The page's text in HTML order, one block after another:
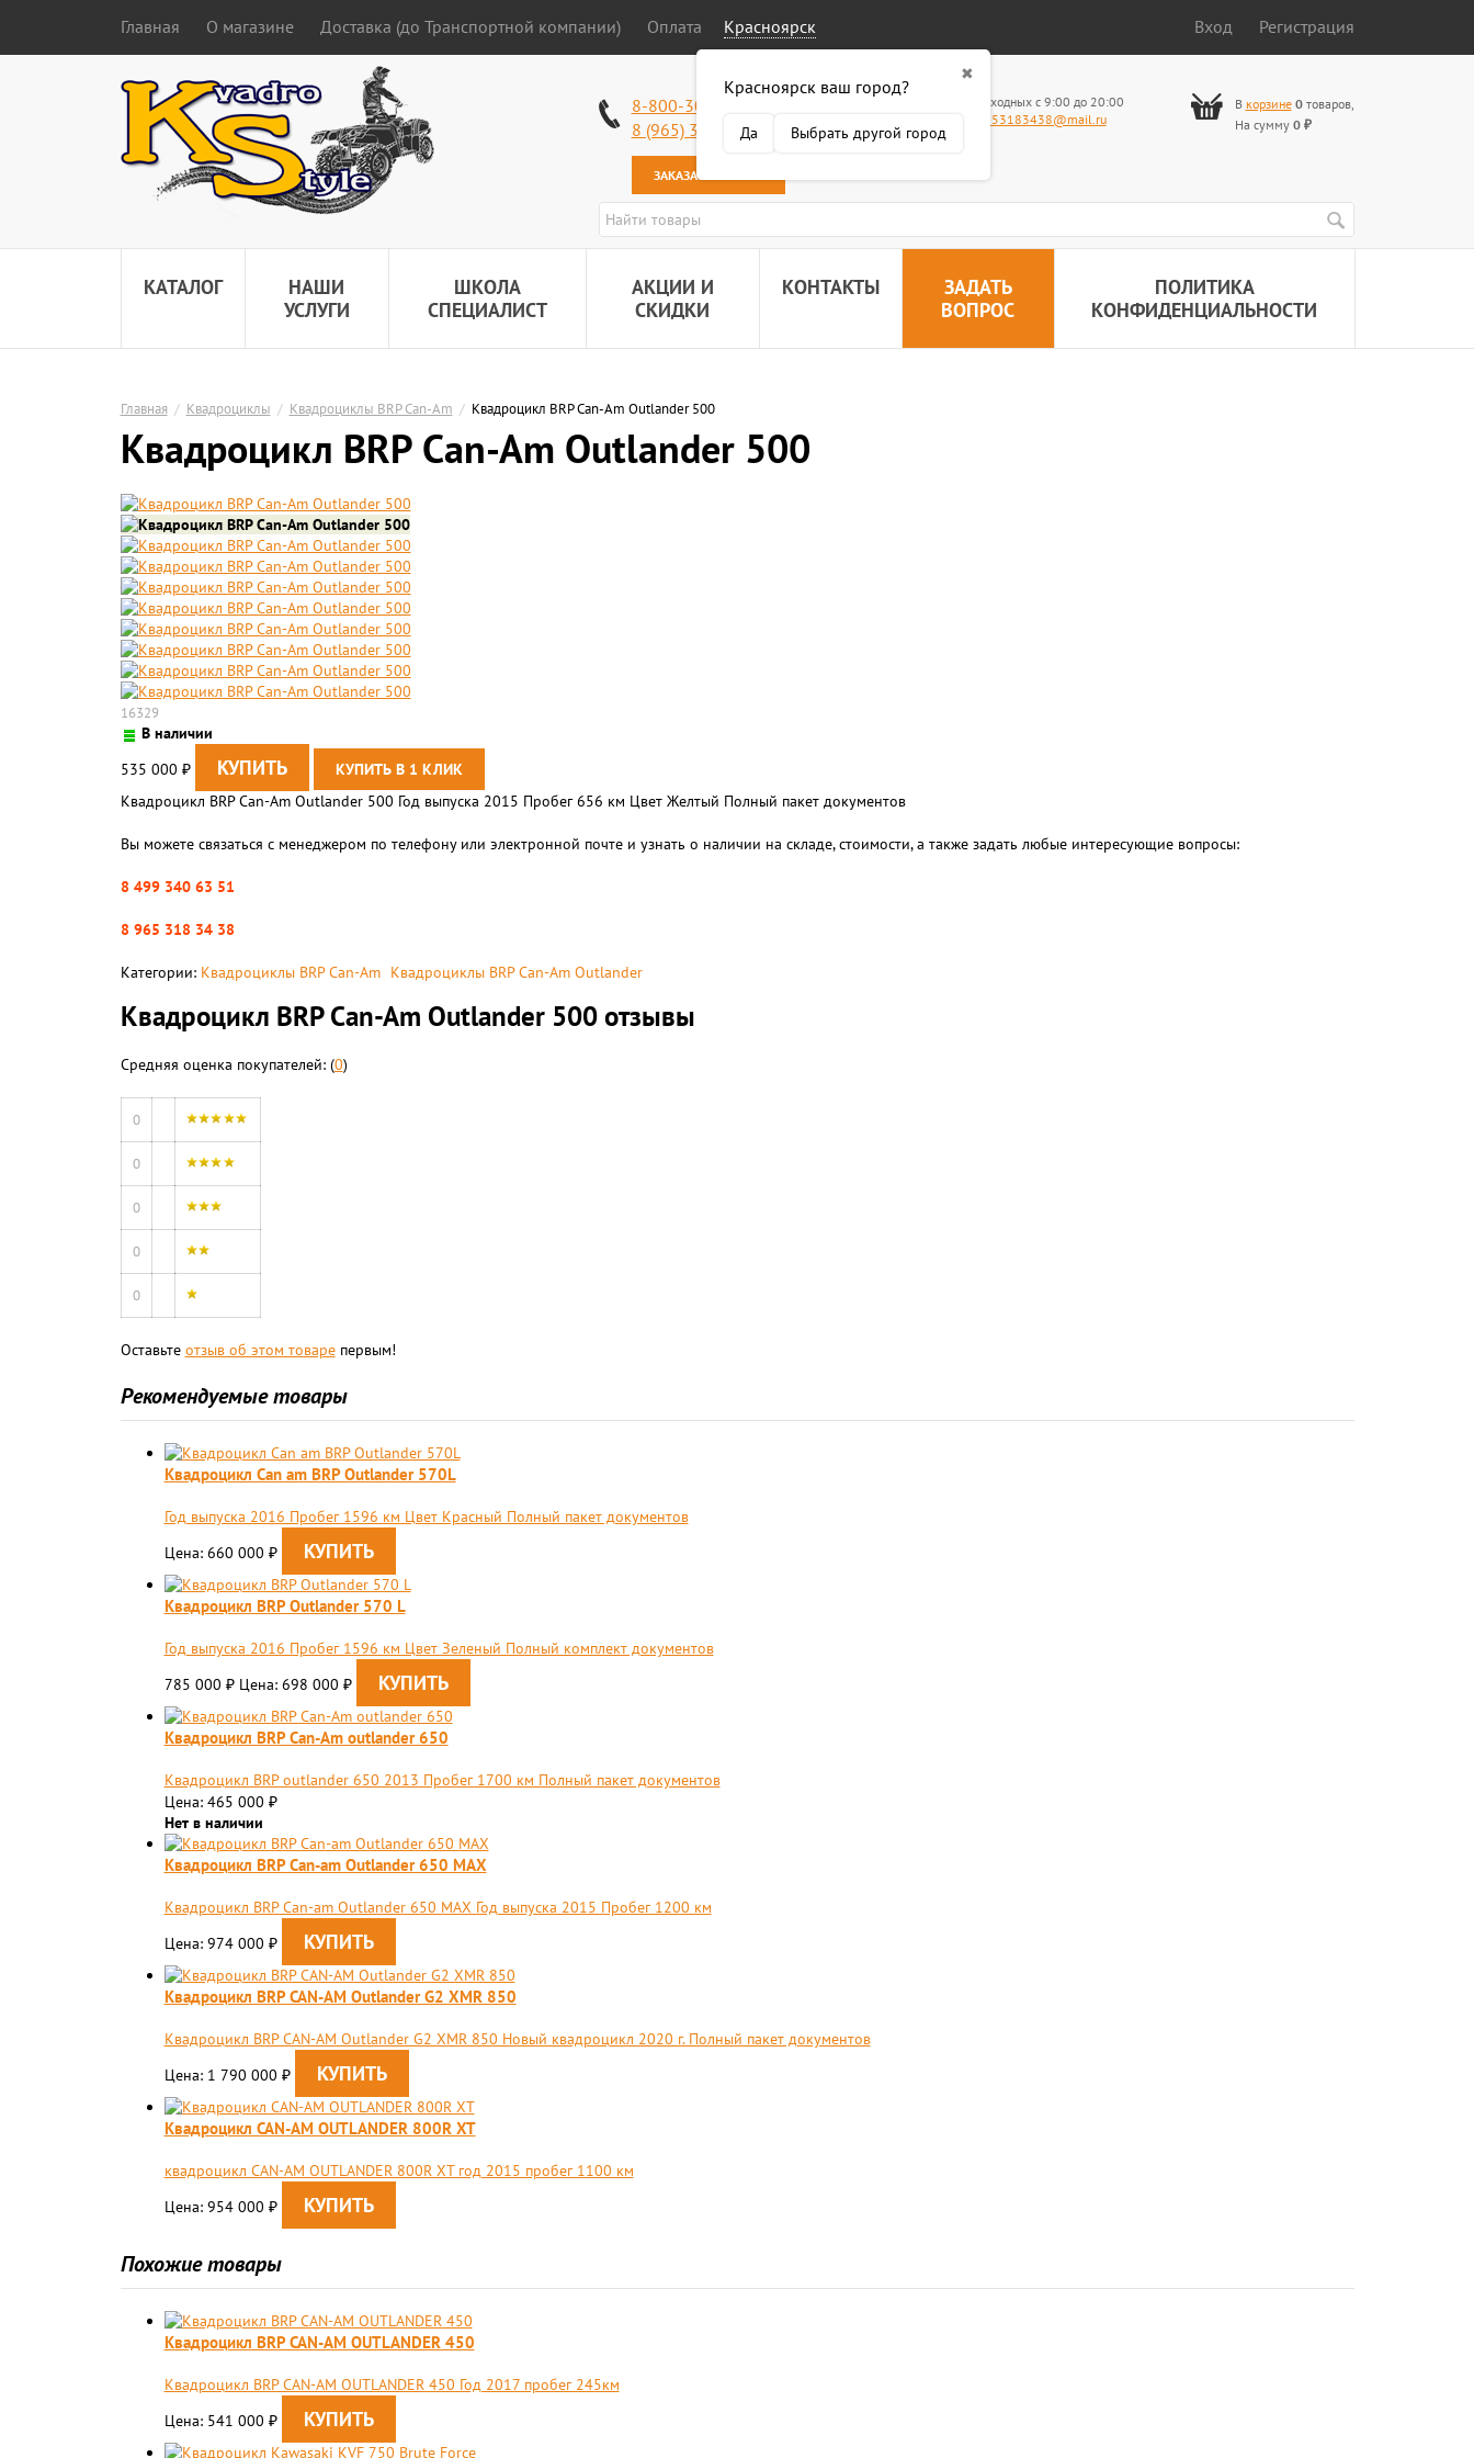
Главная О магазине Доставка (до Транспортной компании) Оплата Красноярск
✖
Красноярск ваш город?
Да Выбрать другой город
Вход Регистрация
8-800-301-50-58
8 (965) 318-34-38
ЗАКАЗАТЬ ЗВОНОК
Работаем без выходных с 9:00 до 20:00
89653183438@mail.ru
В корзине 0товаров,
На сумму 0 ₽
КАТАЛОГ
НАШИ
УСЛУГИ
ШКОЛА
СПЕЦИАЛИСТ
АКЦИИ И
СКИДКИ
КОНТАКТЫ
ЗАДАТЬ
ВОПРОС
ПОЛИТИКА
КОНФИДЕНЦИАЛЬНОСТИ
Главная / Квадроциклы / Квадроциклы BRP Can-Am / Квадроцикл BRP Can-Am Outlander 500
Квадроцикл BRP Can-Am Outlander 500
16329
В наличии
535 000 ₽
Квадроцикл BRP Can-Am Outlander 500 Год выпуска 2015 Пробег 656 км Цвет Желтый Полный пакет документов
Вы можете связаться с менеджером по телефону или электронной почте и узнать о наличии на складе, стоимости, а также задать любые интересующие вопросы:
8 499 340 63 51
8 965 318 34 38
Категории: Квадроциклы BRP Can-Am Квадроциклы BRP Can-Am Outlander
Квадроцикл BRP Can-Am Outlander 500 отзывы
Средняя оценка покупателей: (0)
0
0
0
0
0
Оставьте отзыв об этом товарепервым!
Рекомендуемые товары
Квадроцикл Can am BRP Outlander 570L
Год выпуска 2016 Пробег 1596 км Цвет Красный Полный пакет документов
Цена: 660 000 ₽
Квадроцикл BRP Outlander 570 L
Год выпуска 2016 Пробег 1596 км Цвет Зеленый Полный комплект документов
785 000 ₽ Цена: 698 000 ₽
Квадроцикл BRP Can-Am outlander 650
Квадроцикл BRP outlander 650 2013 Пробег 1700 км Полный пакет документов
Цена: 465 000 ₽
Нет в наличии
Квадроцикл BRP Сan-am Outlander 650 MAX
Квадроцикл BRP Сan-am Outlander 650 MAX Год выпуска 2015 Пробег 1200 км
Цена: 974 000 ₽
Квадроцикл BRP CAN-AM Outlander G2 XMR 850
Квадроцикл BRP CAN-AM Outlander G2 XMR 850 Новый квадроцикл 2020 г. Полный пакет документов
Цена: 1 790 000 ₽
Квадроцикл CAN-AM OUTLANDER 800R XT
квадроцикл CAN-AM OUTLANDER 800R XT год 2015 пробег 1100 км
Цена: 954 000 ₽
Похожие товары
Квадроцикл BRP CAN-AM OUTLANDER 450
Квадроцикл BRP CAN-AM OUTLANDER 450 Год 2017 пробег 245км
Цена: 541 000 ₽